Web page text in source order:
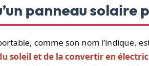
panneau solaire
comme son nom l’indique,
soleil et de la convertir en